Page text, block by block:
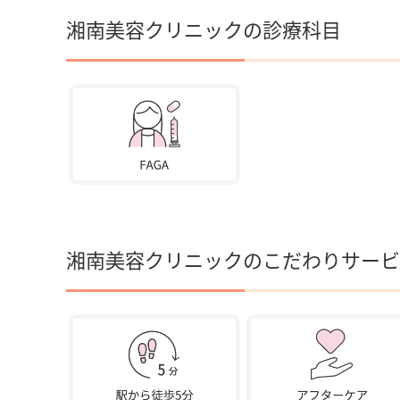
湘南美容クリニックの診療科目
湘南美容クリニックのこだわりサー